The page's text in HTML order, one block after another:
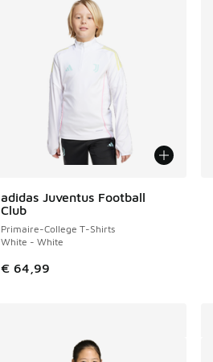
adidas Juventus Football
Club
Primaire-College T-Shirts
White - White
€ 64,99